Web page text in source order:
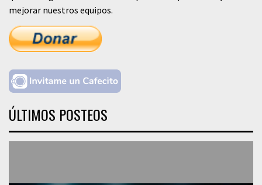
mejorar nuestros equipos.
ÚLTIMOS POSTEOS